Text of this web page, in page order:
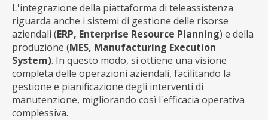
L'integrazione della piattaforma di teleassistenza
riguarda anche i sistemi di gestione delle risorse
aziendali (ERP, Enterprise Resource Planning) e della
produzione (MES, Manufacturing Execution
System). In questo modo, si ottiene una visione
completa delle operazioni aziendali, facilitando la
gestione e pianificazione degli interventi di
manutenzione, migliorando così l'efficacia operativa
complessiva.